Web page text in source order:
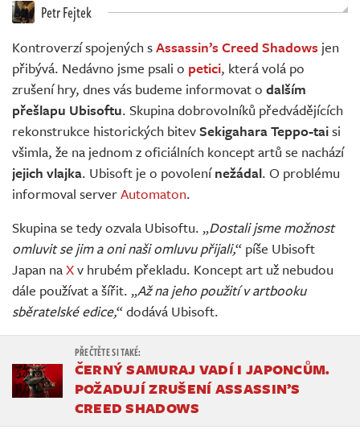
Živě Petr Fejtek
Kontroverzí spojených sAssassin’s Creed Shadows jen
přibývá. Nedávno jsme psali o petici, která volá po
zrušení hry, dnes vás budeme informovat o dalším
přešlapu Ubisoftu. Skupina dobrovolníků předvádějících
rekonstrukce historických bitevSekigahara Teppo-taisi
všimla, že na jednom z oficiálních koncept artů se nachází
jejich vlajka. Ubisoft je o povolenínežádal. O problému
informoval serverAutomaton.
Skupina se tedy ozvala Ubisoftu. „Dostali jsme možnost
omluvit se jim a oni naši omluvu přijali,“ píše Ubisoft
Japan naXv hrubém překladu. Koncept art už nebudou
dále používat a šířit. „Až na jeho použití v artbooku
sběratelské edice,“ dodává Ubisoft.
ČERNÝ SAMURAJ VADÍ I JAPONCŮM.
POŽADUJÍ ZRUŠENÍ ASSASSIN’S
CREED SHADOWS